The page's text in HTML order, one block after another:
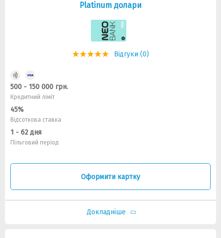
Platinum долари
Відгуки (0)
500 - 150 000 грн.
Кредитний ліміт
45%
Відсоткова ставка
1 - 62 дня
Пільговий період
Оформити картку
Докладніше